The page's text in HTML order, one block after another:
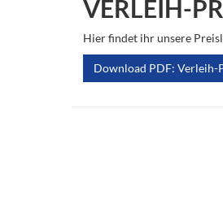
VERLEIH-
Hier findet ihr unsere
Download PDF: Verleih-